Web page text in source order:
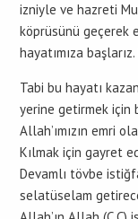
izniyle ve hazreti
köprüsünü geçerek
hayatımıza
Tabi bu hayatı
yerine getirmek için
Allah’ımızın emri
Kılmak için gayret
Devamlı tövbe
selatüselam